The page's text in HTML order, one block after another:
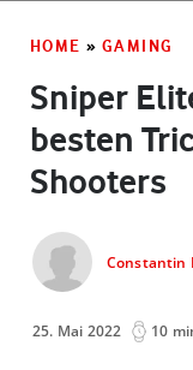
HOME » GAMING
Sniper
besten
Shooters
Constantin
25. Mai 2022 10